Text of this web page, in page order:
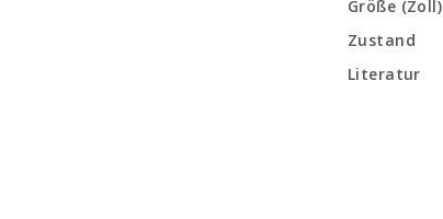
Größe (Zoll)
Zustand
Literatur